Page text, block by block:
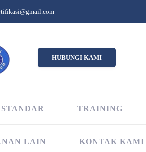
HUBUNGI KAMI
STANDAR TRAINING
LAIN KONTAK KAMI